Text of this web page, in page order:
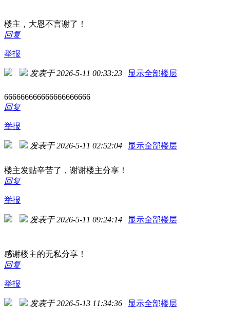
楼主，大恩不言谢了！
回复
举报
发表于 2026-5-11 00:33:23 | 显示全部楼层
666666666666666666666
回复
举报
发表于 2026-5-11 02:52:04 | 显示全部楼层
楼主发贴辛苦了，谢谢楼主分享！
回复
举报
发表于 2026-5-11 09:24:14 | 显示全部楼层
感谢楼主的无私分享！
回复
举报
发表于 2026-5-13 11:34:36 | 显示全部楼层